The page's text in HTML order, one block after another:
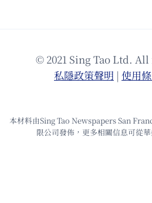
© 2021 Sing Tao Ltd.
私隱政策聲明 | 使⽤
本材料由Sing Tao Newspapers San
限公司發佈，更多相關信息可從